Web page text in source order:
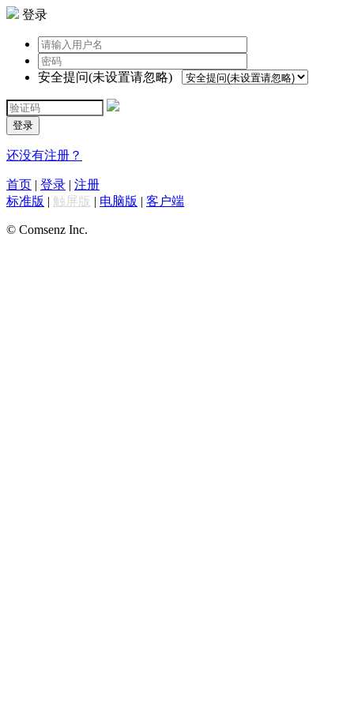
登录
安全提问(未设置请忽略)
登录
还没有注册？
首页 | 登录 | 注册
标准版 | 触屏版 | 电脑版 | 客户端
© Comsenz Inc.